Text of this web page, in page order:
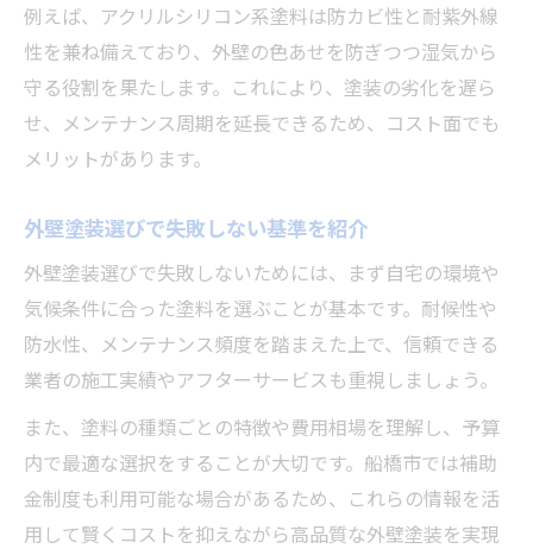
例えば、アクリルシリコン系塗料は防カビ性と耐紫外線
性を兼ね備えており、外壁の色あせを防ぎつつ湿気から
守る役割を果たします。これにより、塗装の劣化を遅ら
せ、メンテナンス周期を延長できるため、コスト面でも
メリットがあります。
外壁塗装選びで失敗しない基準を紹介
外壁塗装選びで失敗しないためには、まず自宅の環境や
気候条件に合った塗料を選ぶことが基本です。耐候性や
防水性、メンテナンス頻度を踏まえた上で、信頼できる
業者の施工実績やアフターサービスも重視しましょう。
また、塗料の種類ごとの特徴や費用相場を理解し、予算
内で最適な選択をすることが大切です。船橋市では補助
金制度も利用可能な場合があるため、これらの情報を活
用して賢くコストを抑えながら高品質な外壁塗装を実現